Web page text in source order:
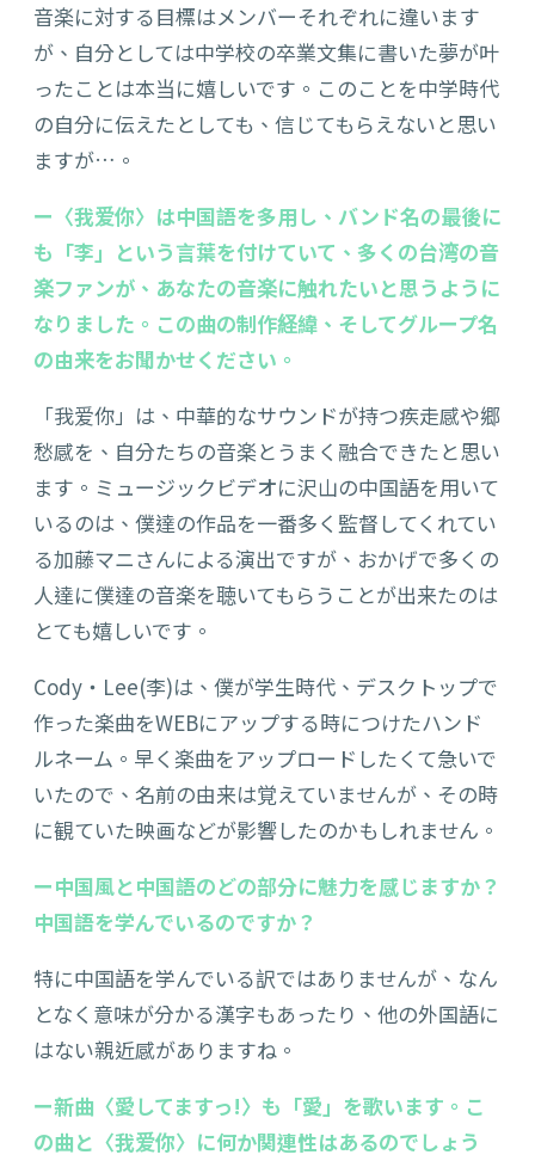
音楽に対する目標はメンバーそれぞれに違います
が、自分としては中学校の卒業文集に書いた夢が叶
ったことは本当に嬉しいです。このことを中学時代
の自分に伝えたとしても、信じてもらえないと思い
ますが…。
ー〈我爱你〉は中国語を多用し、バンド名の最後に
も「李」という言葉を付けていて、多くの台湾の音
楽ファンが、あなたの音楽に触れたいと思うように
なりました。この曲の制作経緯、そしてグループ名
の由来をお聞かせください。
「我爱你」は、中華的なサウンドが持つ疾走感や郷
愁感を、自分たちの音楽とうまく融合できたと思い
ます。ミュージックビデオに沢山の中国語を用いて
いるのは、僕達の作品を一番多く監督してくれてい
る加藤マニさんによる演出ですが、おかげで多くの
人達に僕達の音楽を聴いてもらうことが出来たのは
とても嬉しいです。
Cody・Lee(李)は、僕が学生時代、デスクトップで
作った楽曲をWEBにアップする時につけたハンド
ルネーム。早く楽曲をアップロードしたくて急いで
いたので、名前の由来は覚えていませんが、その時
に観ていた映画などが影響したのかもしれません。
ー中国風と中国語のどの部分に魅力を感じますか？
中国語を学んでいるのですか？
特に中国語を学んでいる訳ではありませんが、なん
となく意味が分かる漢字もあったり、他の外国語に
はない親近感がありますね。
ー新曲〈愛してますっ!〉も「愛」を歌います。こ
の曲と〈我爱你〉に何か関連性はあるのでしょう